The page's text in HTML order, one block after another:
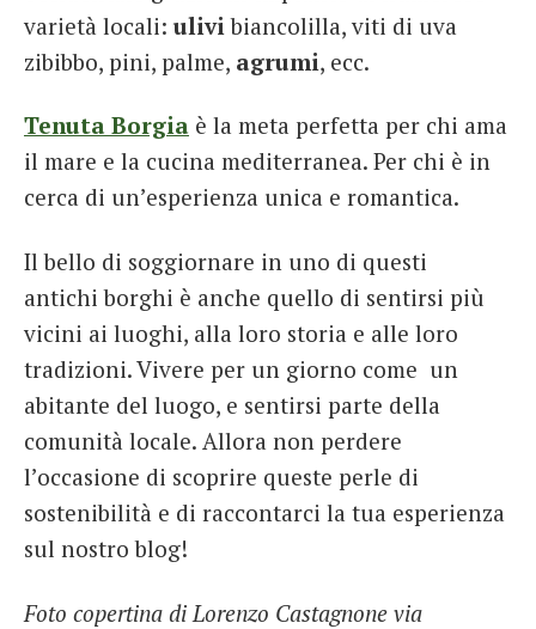
varietà locali: ulivi biancolilla, viti di uva
zibibbo, pini, palme, agrumi, ecc.
Tenuta Borgia è la meta perfetta per chi ama
il mare e la cucina mediterranea. Per chi è in
cerca di un’esperienza unica e romantica.
Il bello di soggiornare in uno di questi
antichi borghi è anche quello di sentirsi più
vicini ai luoghi, alla loro storia e alle loro
tradizioni. Vivere per un giorno come un
abitante del luogo, e sentirsi parte della
comunità locale. Allora non perdere
l’occasione di scoprire queste perle di
sostenibilità e di raccontarci la tua esperienza
sul nostro blog!
Foto copertina di Lorenzo Castagnone via